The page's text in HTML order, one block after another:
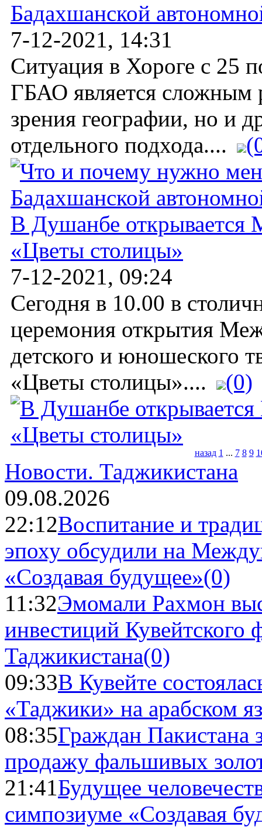
Бадахшанской
7-12-2021, 14:31
Ситуация в Хороге с 25
ГБАО является сложным
зрения географии, но и
отдельного подхода....
В Душанбе открывается
«Цветы столицы»
7-12-2021, 09:24
Сегодня в 10.00 в
церемония открытия
детского и юношеского
«Цветы столицы»....
(0)
назад 1 ... 7 8 9
Новости. Таджикистана
09.08.2026
22:12Воспитание и
эпоху обсудили на
«Создавая будущее»(0)
11:32Эмомали Рахмон
инвестиций Кувейтского
Таджикистана(0)
09:33В Кувейте
«Таджики» на арабском
08:35Граждан Пакистана
продажу фальшивых
21:41Будущее
симпозиуме «Создавая